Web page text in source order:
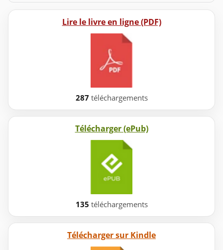
Lire le livre en ligne (PDF)
287 téléchargements
Télécharger (ePub)
135 téléchargements
Télécharger sur Kindle